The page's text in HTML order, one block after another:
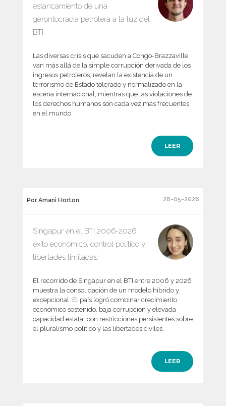
estancamiento de una
gerontocracia petrolera a la luz del
BTI
Las diversas crisis que sacuden a Congo-Brazzaville
van más allá de la simple corrupción derivada de los
ingresos petroleros; revelan la existencia de un
terrorismo de Estado tolerado y normalizado en la
escena internacional, mientras que las violaciones de
los derechos humanos son cada vez más frecuentes
en el mundo.
LEER
Por Amani Horton 26-05-2026
Singapur en el BTI 2006-2026:
éxito económico, control político y
libertades limitadas
El recorrido de Singapur en el BTI entre 2006 y 2026
muestra la consolidación de un modelo híbrido y
excepcional. El país logró combinar crecimiento
económico sostenido, baja corrupción y elevada
capacidad estatal con restricciones persistentes sobre
el pluralismo político y las libertades civiles.
LEER